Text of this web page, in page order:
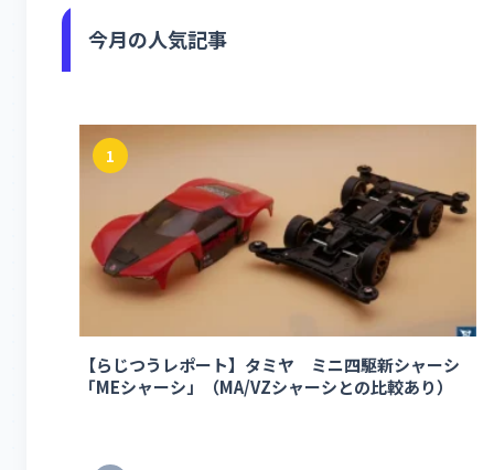
今月の人気記事
1
【らじつうレポート】タミヤ ミニ四駆新シャーシ
「MEシャーシ」（MA/VZシャーシとの比較あり）